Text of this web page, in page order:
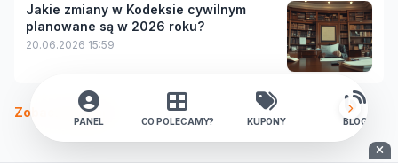
Jakie zmiany w Kodeksie cywilnym
planowane są w 2026 roku?
20.06.2026 15:59
Zobacz więcej
PANEL CO POLECAMY? KUPONY BLOG